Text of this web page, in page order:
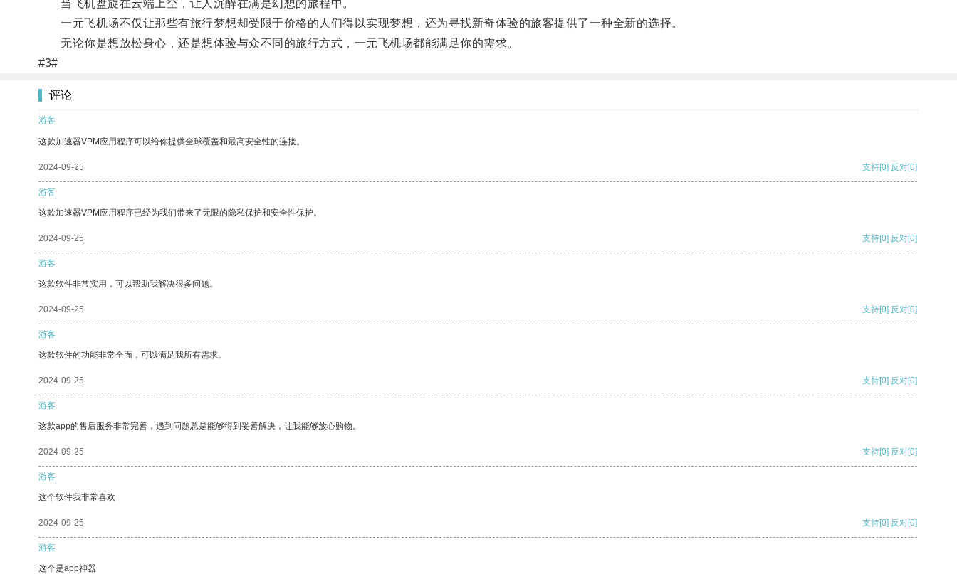
当飞机盘旋在云端上空，让人沉醉在满是幻想的旅程中。
一元飞机场不仅让那些有旅行梦想却受限于价格的人们得以实现梦想，还为寻找新奇体验的旅客提供了一种全新的选择。
无论你是想放松身心，还是想体验与众不同的旅行方式，一元飞机场都能满足你的需求。
#3#
评论
游客
这款加速器VPM应用程序可以给你提供全球覆盖和最高安全性的连接。
2024-09-25 支持[0] 反对[0]
游客
这款加速器VPM应用程序已经为我们带来了无限的隐私保护和安全性保护。
2024-09-25 支持[0] 反对[0]
游客
这款软件非常实用，可以帮助我解决很多问题。
2024-09-25 支持[0] 反对[0]
游客
这款软件的功能非常全面，可以满足我所有需求。
2024-09-25 支持[0] 反对[0]
游客
这款app的售后服务非常完善，遇到问题总是能够得到妥善解决，让我能够放心购物。
2024-09-25 支持[0] 反对[0]
游客
这个软件我非常喜欢
2024-09-25 支持[0] 反对[0]
游客
这个是app神器